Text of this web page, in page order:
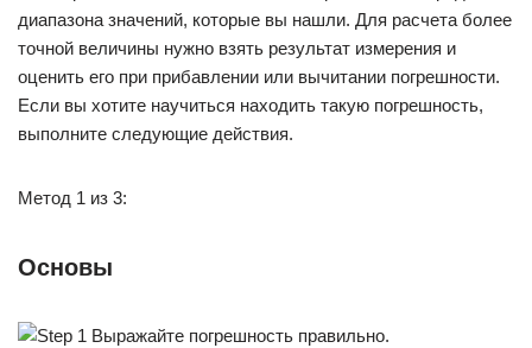
диапазона значений, которые вы нашли. Для расчета более
точной величины нужно взять результат измерения и
оценить его при прибавлении или вычитании погрешности.
Если вы хотите научиться находить такую погрешность,
выполните следующие действия.
Метод 1 из 3:
Основы